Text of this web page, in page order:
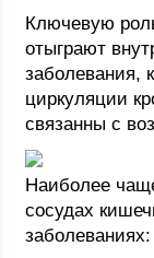
Ключевую
отыграют
заболевания,
циркуляции
связанны с
Наиболее
сосудах
заболеваниях: